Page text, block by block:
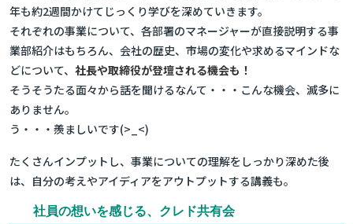
年も約2週間かけてじっくり学びを深めていきます。
それぞれの事業について、各部署のマネージャーが直接説明する事
業部紹介はもちろん、会社の歴史、市場の変化や求めるマインドな
どについて、 社長や取締役が登壇される機会も！
そうそうたる面々から話を聞けるなんて・・・こんな機会、滅多に
ありません。
う・・・羨ましいです(>_<)
たくさんインプットし、事業についての理解をしっかり深めた後
は、自分の考えやアイディアをアウトプットする講義も。
社員の想いを感じる、クレド共有会